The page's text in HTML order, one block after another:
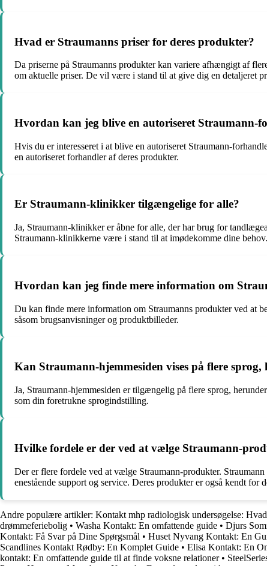
Hvad er Straumanns priser for deres produkter?
Da priserne på Straumanns produkter kan variere afhængigt af
om aktuelle priser. De vil være i stand til at give dig en detaljeret
Hvordan kan jeg blive en autoriseret Straumann-
Hvis du er interesseret i at blive en autoriseret Straumann-
en autoriseret forhandler af deres produkter.
Er Straumann-klinikker tilgængelige for alle?
Ja, Straumann-klinikker er åbne for alle, der har brug for
Straumann-klinikkerne være i stand til at imødekomme dine behov.
Hvordan kan jeg finde mere information om
Du kan finde mere information om Straumanns produkter ved at
såsom brugsanvisninger og produktbilleder.
Kan Straumann-hjemmesiden vises på flere sprog,
Ja, Straumann-hjemmesiden er tilgængelig på flere sprog,
som din foretrukne sprogindstilling.
Hvilke fordele er der ved at vælge Straumann-
Der er flere fordele ved at vælge Straumann-produkter.
enestående support og service. Deres produkter er også kendt
Andre populære artikler: Kontakt mhp radiologisk undersøgelse:
drømmeferiebolig • Washa Kontakt: En omfattende guide • Djurs
Kontakt: Få Svar på Dine Spørgsmål • Huset Nyvang Kontakt: En
Scandlines Kontakt Rødby: En Komplet Guide • Elisa Kontakt: En
kontakt: En omfattende guide til at finde voksne relationer•